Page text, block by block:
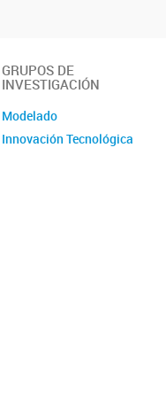
GRUPOS DE
INVESTIGACIÓN
Modelado
Innovación Tecnológica